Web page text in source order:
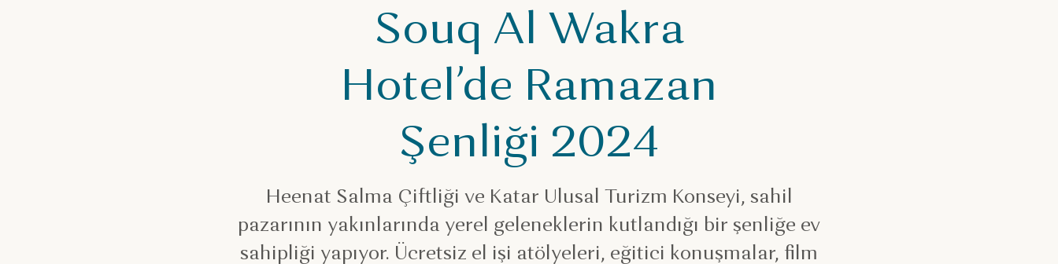
Souq Al Wakra
Hotel’de Ramazan
Şenliği 2024
Heenat Salma Çiftliği ve Katar Ulusal Turizm Konseyi, sahil
pazarının yakınlarında yerel geleneklerin kutlandığı bir şenliğe ev
sahipliği yapıyor. Ücretsiz el işi atölyeleri, eğitici konuşmalar, film